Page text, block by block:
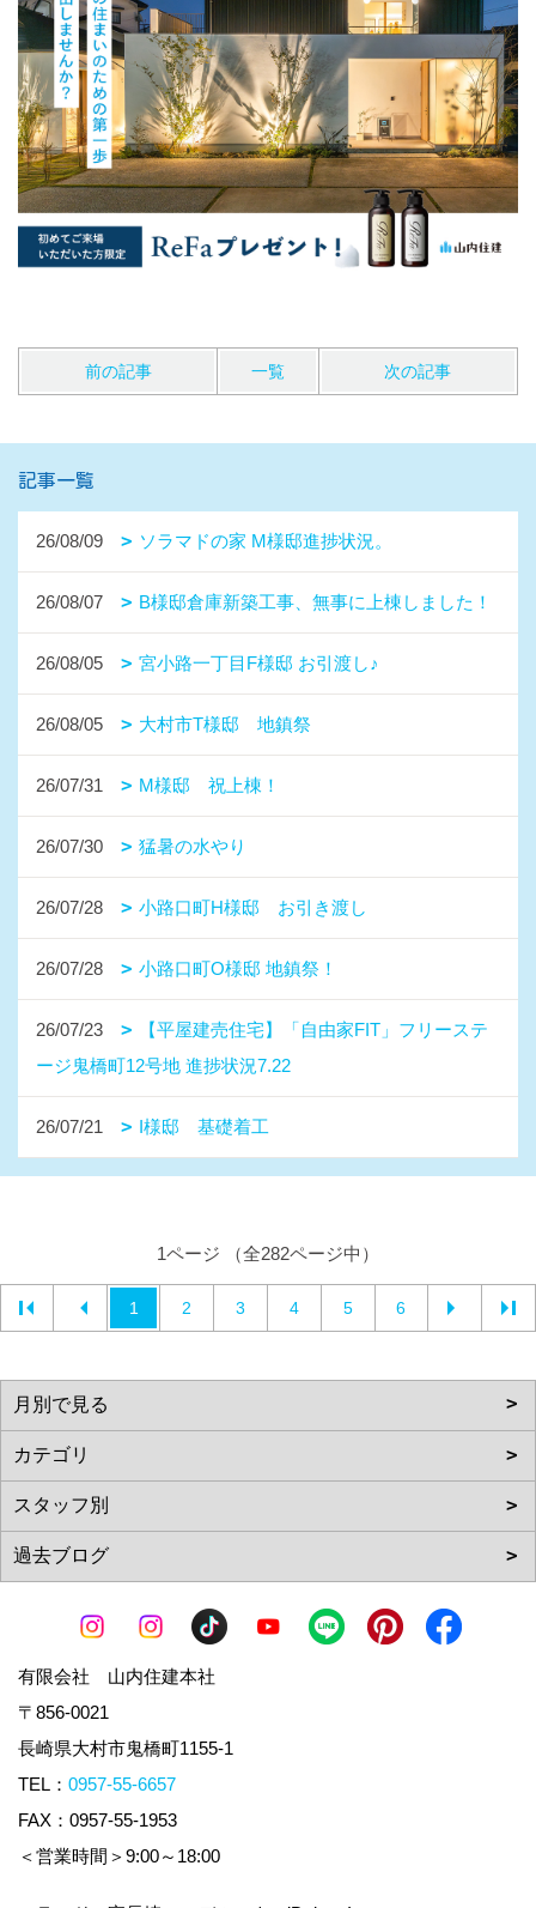
前の記事 一覧 次の記事
記事一覧
26/08/09 ソラマドの家 M様邸進捗状況。
26/08/07 B様邸倉庫新築工事、無事に上棟しました！
26/08/05 宮小路一丁目F様邸 お引渡し♪
26/08/05 大村市T様邸 地鎮祭
26/07/31 M様邸 祝上棟！
26/07/30 猛暑の水やり
26/07/28 小路口町H様邸 お引き渡し
26/07/28 小路口町O様邸 地鎮祭！
26/07/23
【平屋建売住宅】「自由家FIT」フリーステ
ージ鬼橋町12号地 進捗状況7.22
26/07/21 I様邸 基礎着工
1ページ （全282ページ中）
1 2 3 4 5 6
有限会社 山内住建本社
〒856-0021
長崎県大村市鬼橋町1155-1
TEL： 0957-55-6657
FAX：0957-55-1953
＜営業時間＞9:00～18:00